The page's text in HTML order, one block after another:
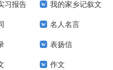
信14篇
习报告 我的家乡记叙文
15篇名人名言
表扬信
作文